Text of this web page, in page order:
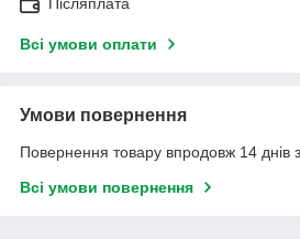
Післяплата
Всі умови оплати
Умови повернення
Повернення товару впродовж 14 днів
Всі умови повернення